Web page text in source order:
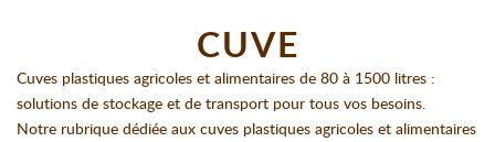
CUVE
Cuves plastiques agricoles et alimentaires de 80 à 1500 litres :
solutions de stockage et de transport pour tous vos besoins.
Notre rubrique dédiée aux cuves plastiques agricoles et alimentaires